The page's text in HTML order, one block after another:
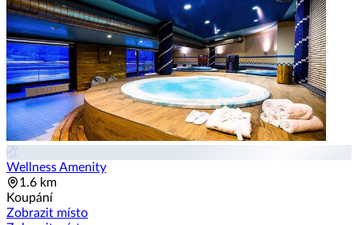
Wellness Amenity
1.6 km
Koupání
Zobrazit místo